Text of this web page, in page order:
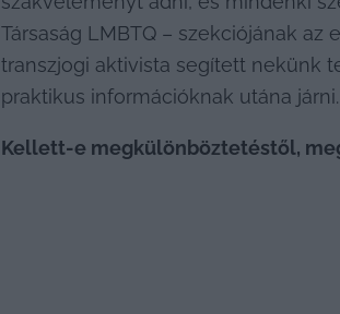
Társaság LMBTQ – szekciójának
transzjogi aktivista segített nekünk
praktikus információknak utána járni.
Kellett-e megkülönböztetéstől,